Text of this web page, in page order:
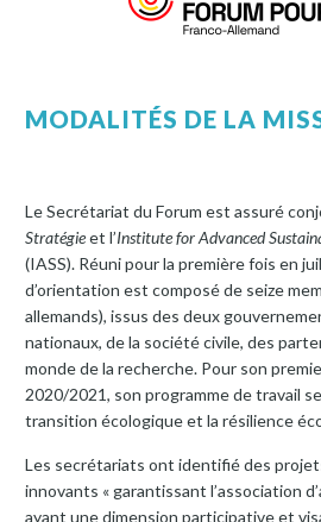
MODALITÉS DE LA
Le Secrétariat du Forum est assuré
Stratégieet l’Institute for Advanced
(IASS). Réuni pour la première fois en
d’orientation est composé de seize
allemands), issus des deux
nationaux, de la société civile, des
monde de la recherche. Pour son
2020/2021, son programme de travail
transition écologique et la résilience
Les secrétariats ont identifié des
innovants « garantissant l’association
ayant une dimension participative et